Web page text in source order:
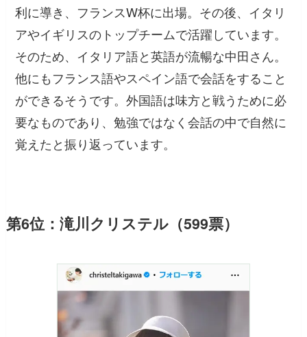
利に導き、フランスW杯に出場。その後、イタリ
アやイギリスのトップチームで活躍しています。
そのため、イタリア語と英語が流暢な中田さん。
他にもフランス語やスペイン語で会話をすること
ができるそうです。外国語は味方と戦うために必
要なものであり、勉強ではなく会話の中で自然に
覚えたと振り返っています。
第6位：滝川クリステル（599票）